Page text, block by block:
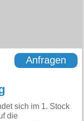
Anfragen
sich im 1. Stock
die